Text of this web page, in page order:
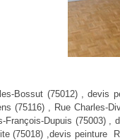
Bossut (75012) , devis
(75116) , Rue Charles-
François-Dupuis (75003)
(75018) ,devis peinture